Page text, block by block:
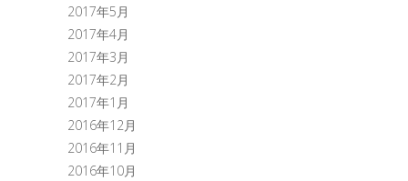
2017年5月
2017年4月
2017年3月
2017年2月
2017年1月
2016年12月
2016年11月
2016年10月